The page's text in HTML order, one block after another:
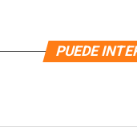
PUEDE